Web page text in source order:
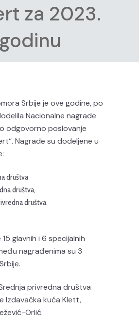
za 2023.
godinu
Srbije je ove godine, po
Nacionalne nagrade
odgovorno poslovanje
Nagrade su dodeljene u
društva
društva,
društva.
glavnih i 6 specijalnih
nagrađenima su 3
privredna društva
Izdavačka kuća Klett,
Orlić.